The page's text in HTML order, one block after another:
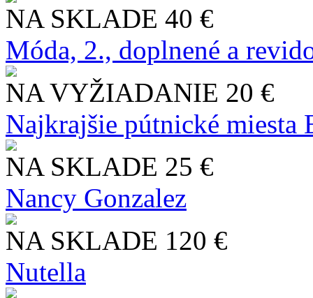
NA SKLADE 40 €
Móda, 2., doplnené a
NA VYŽIADANIE 20 €
Najkrajšie pútnické miesta
NA SKLADE 25 €
Nancy Gonzalez
NA SKLADE 120 €
Nutella